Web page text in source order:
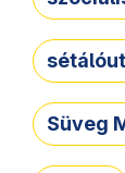
Süveg